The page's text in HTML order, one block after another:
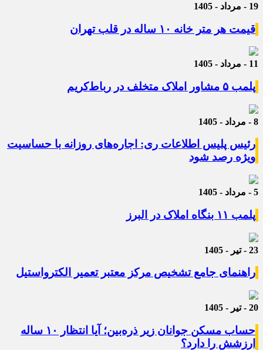
19 - مرداد - 1405
قیمت هر متر خانه ۱۰ ساله در قلب تهران
11 - مرداد - 1405
پلمب ۵ مشاور املاک متخلف در رباط‌کریم
8 - مرداد - 1405
رئیس پلیس اطلاعات ری: اجاره‌های روزانه با حساسیت
ویژه رصد شود
5 - مرداد - 1405
پلمب ۱۱ بنگاه املاک در البرز
23 - تیر - 1405
راهنمای جامع تشخیص مرکز معتبر تعمیر الکترواستیل
20 - تیر - 1405
حساب مسکن جوانان زیر ذره‌بین؛ آیا انتظار ۱۰ ساله
ارزشش را دارد؟